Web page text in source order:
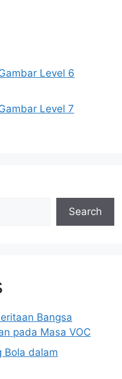
Level 6
Level 7
Search
Bangsa
pada Masa VOC
Bola dalam